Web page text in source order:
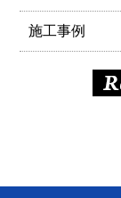
施工事例